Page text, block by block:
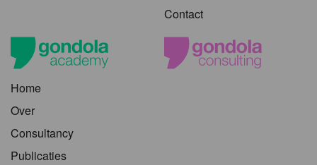
Contact
Home
Over
Consultancy
Publicaties